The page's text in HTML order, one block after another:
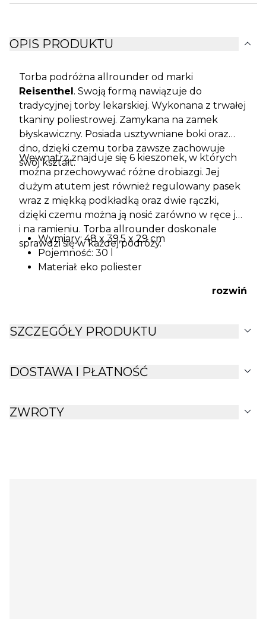
OPIS PRODUKTU expand_more
Torba podróżna allrounder od marki
Reisenthel. Swoją formą nawiązuje do
tradycyjnej torby lekarskiej. Wykonana z trwałej
tkaniny poliestrowej. Zamykana na zamek
błyskawiczny. Posiada usztywniane boki oraz
dno, dzięki czemu torba zawsze zachowuje
swój kształt.
Wewnątrz znajduje się 6 kieszonek, w których
można przechowywać różne drobiazgi. Jej
dużym atutem jest również regulowany pasek
wraz z miękką podkładką oraz dwie rączki,
dzięki czemu można ją nosić zarówno w ręce jak
i na ramieniu. Torba allrounder doskonale
sprawdzi się w każdej podróży.
Wymiary: 48 x 39,5 x 29 cm
Pojemność: 30 l
Materiał: eko poliester
rozwiń
SZCZEGÓŁY PRODUKTU expand_more
DOSTAWA I PŁATNOŚĆ expand_more
ZWROTY expand_more